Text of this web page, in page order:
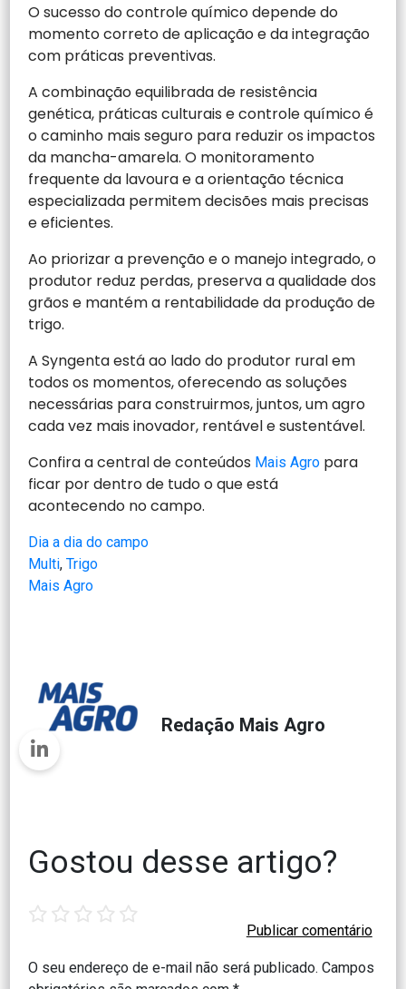
O sucesso do controle químico depende do
momento correto de aplicação e da integração
com práticas preventivas.
A combinação equilibrada de resistência
genética, práticas culturais e controle químico é
o caminho mais seguro para reduzir os impactos
da mancha-amarela. O monitoramento
frequente da lavoura e a orientação técnica
especializada permitem decisões mais precisas
e eficientes.
Ao priorizar a prevenção e o manejo integrado, o
produtor reduz perdas, preserva a qualidade dos
grãos e mantém a rentabilidade da produção de
trigo.
A Syngenta está ao lado do produtor rural em
todos os momentos, oferecendo as soluções
necessárias para construirmos, juntos, um agro
cada vez mais inovador, rentável e sustentável.
Confira a central de conteúdos Mais Agro para
ficar por dentro de tudo o que está
acontecendo no campo.
Dia a dia do campo
Multi, Trigo
Mais Agro
Redação Mais Agro
Gostou desse artigo?
O seu endereço de e-mail não será publicado. Campos
star stars stars stars stars